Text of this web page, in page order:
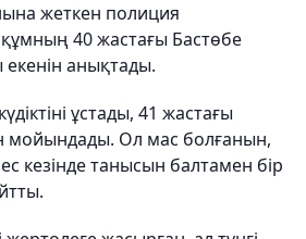
жеткен полиция
40 жастағы Бастөбе
анықтады.
ұстады, 41 жастағы
мойындады. Ол мас болғанын,
кезінде танысын балтамен бір